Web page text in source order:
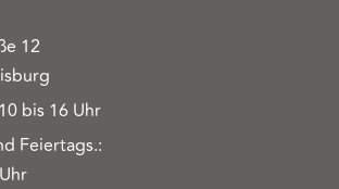
12
bis 16 Uhr
Feiertags.: